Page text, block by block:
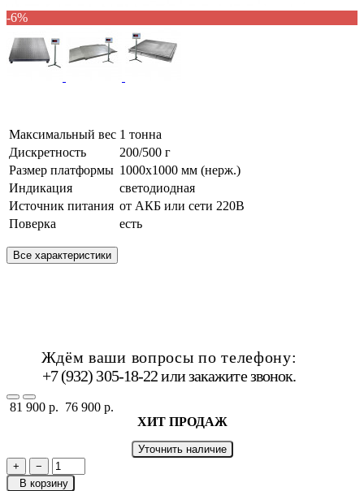
-6%
Максимальный вес 1 тонна
Дискретность
200/500 г
Размер платформы 1000х1000 мм (нерж.)
Индикация
светодиодная
Источник питания от АКБ или сети 220В
Поверка
есть
Все характеристики
Ждём ваши вопросы по телефону:
+7 (932) 305-18-22 илизакажите звонок.
81 900 р. 76 900 р.
ХИТ ПРОДАЖ
Уточнить наличие
+
−
В корзину